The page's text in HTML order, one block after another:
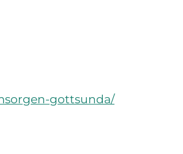
gottsunda/